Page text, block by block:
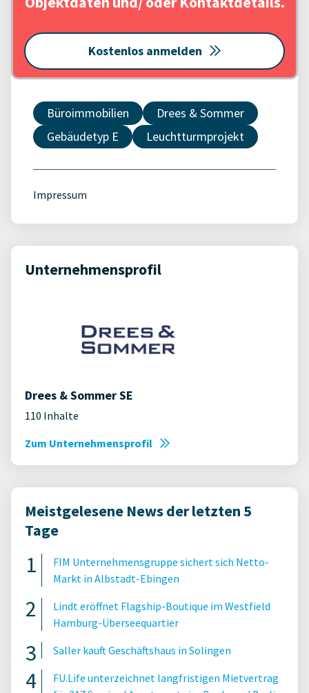
Kostenlos anmelden
Büroimmobilien
Drees & Sommer
Gebäudetyp E
Leuchtturmprojekt
Impressum
Unternehmensprofil
Drees & Sommer SE
110 Inhalte
Zum Unternehmensprofil
Meistgelesene News der letzten 5
Tage
FIM Unternehmensgruppe sichert sich Netto-
Markt in Albstadt-Ebingen
Lindt eröffnet Flagship-Boutique im Westfield
Hamburg-Überseequartier
Saller kauft Geschäftshaus in Solingen
FU.Life unterzeichnet langfristigen Mietvertrag